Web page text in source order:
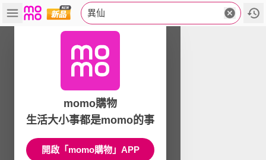
異仙
momo購物
生活大小事都是momo的事
開啟「momo購物」APP